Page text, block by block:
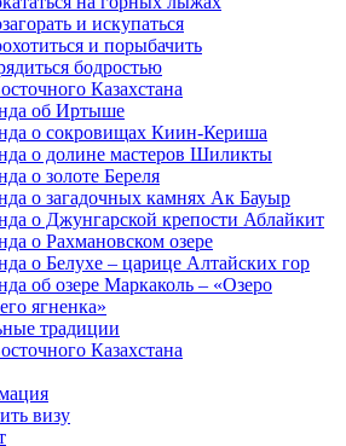
и искупаться
и порыбачить
бодростью
Казахстана
об Иртыше
о сокровищах Киин-Кериша
о долине мастеров Шиликты
о золоте Береля
о загадочных камнях Ак Бауыр
о Джунгарской крепости Аблайкит
о Рахмановском озере
о Белухе – царице Алтайских гор
об озере Маркаколь – «Озеро
ягненка»
традиции
Казахстана
визу